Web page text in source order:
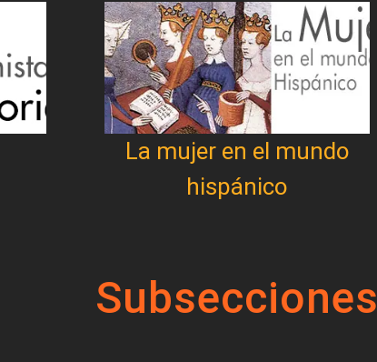
La mujer en el mundo
hispánico
Subsecciones